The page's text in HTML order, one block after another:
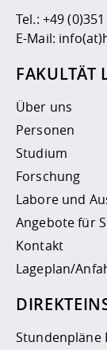
Tel.: +49
E-Mail:
FAKULTÄT
Über uns
Personen
Studium
Forschung
Labore und
Angebote für
Kontakt
Lageplan/
Stundenpläne